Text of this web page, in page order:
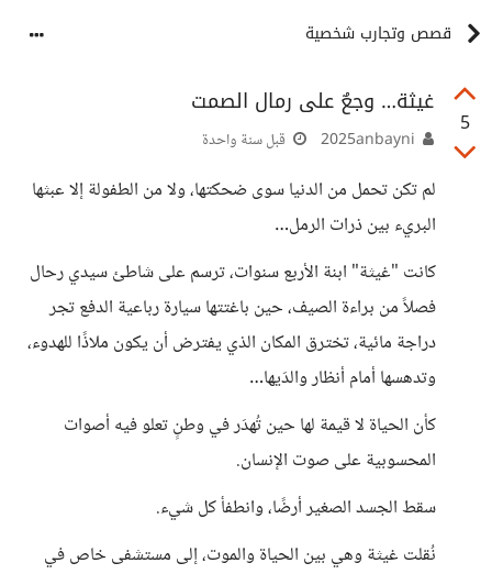
قصص وتجارب شخصية
5
غيثة… وجعٌ على رمال الصمت
قبل سنة واحدة
لم تكن تحمل من الدنيا سوى ضحكتها، ولا من الطفولة إلا عبثها
البريء بين ذرات الرمل…
كانت "غيثة" ابنة الأربع سنوات، ترسم على شاطئ سيدي رحال
فصلاً من براءة الصيف، حين باغتتها سيارة رباعية الدفع تجر
دراجة مائية، تخترق المكان الذي يفترض أن يكون ملاذًا للهدوء،
وتدهسها أمام أنظار والدَيها…
كأن الحياة لا قيمة لها حين تُهدَر في وطنٍ تعلو فيه أصوات
المحسوبية على صوت الإنسان.
سقط الجسد الصغير أرضًا، وانطفأ كل شيء.
نُقلت غيثة وهي بين الحياة والموت، إلى مستشفى خاص في